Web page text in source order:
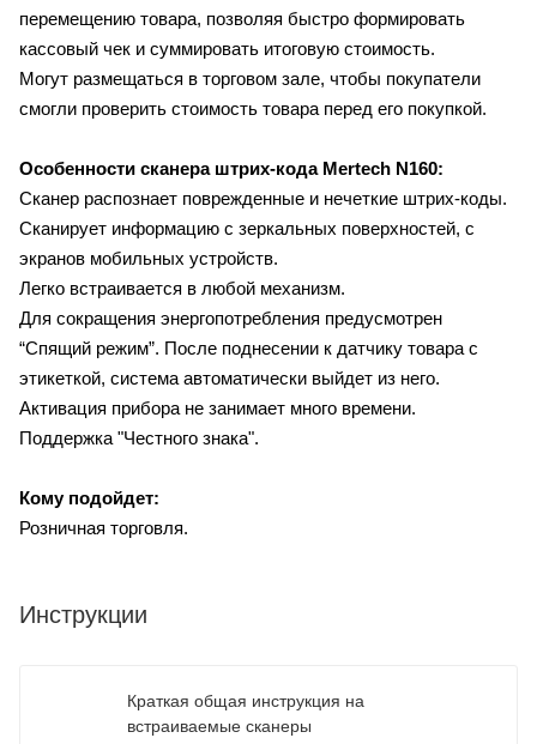
перемещению товара, позволяя быстро формировать
кассовый чек и суммировать итоговую стоимость.
Могут размещаться в торговом зале, чтобы покупатели
смогли проверить стоимость товара перед его покупкой.
Особенности сканера штрих-кода Mertech N160:
Сканер распознает поврежденные и нечеткие штрих-коды.
Сканирует информацию с зеркальных поверхностей, с
экранов мобильных устройств.
Легко встраивается в любой механизм.
Для сокращения энергопотребления предусмотрен
“Спящий режим”. После поднесении к датчику товара с
этикеткой, система автоматически выйдет из него.
Активация прибора не занимает много времени.
Поддержка "Честного знака".
Кому подойдет:
Розничная торговля.
Инструкции
Краткая общая инструкция на
встраиваемые сканеры